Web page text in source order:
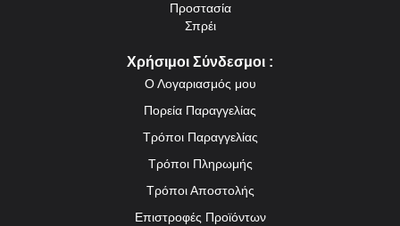
Προστασία
Σπρέι
Χρήσιμοι Σύνδεσμοι :
Ο Λογαριασμός μου
Πορεία Παραγγελίας
Τρόποι Παραγγελίας
Τρόποι Πληρωμής
Τρόποι Αποστολής
Επιστροφές Προϊόντων